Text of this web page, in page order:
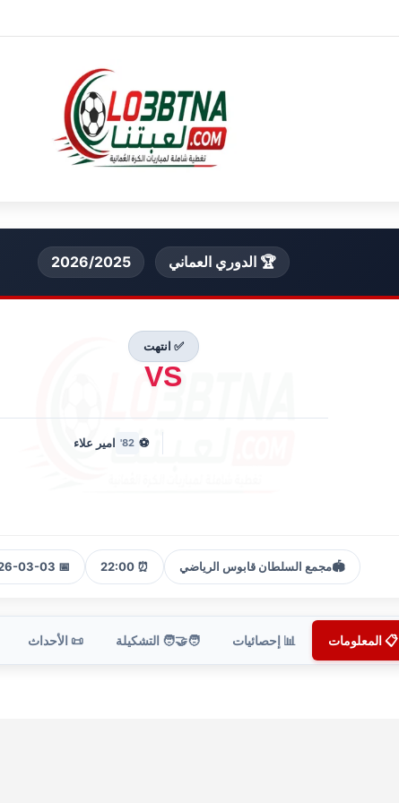
🏆 الدوري العماني 2026/2025
✅ انتهت
VS
⚽
82' امير علاء
🏟️مجمع السلطان قابوس الرياضي ⏰ 22:00
📅 2026-03-03
📋 المعلومات 📊 إحصائيات 🧑‍🤝‍🧑 التشكيلة 📜 الأحداث